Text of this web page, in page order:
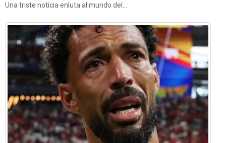
Una triste noticia enluta al mundo del...